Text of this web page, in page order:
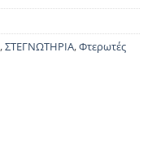
,ΣΤΕΓΝΩΤΗΡΙΑ,Φτερωτές